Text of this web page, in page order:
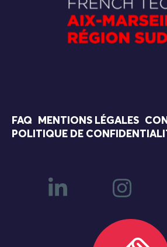
FAQ MENTIONS LÉGALES
POLITIQUE DE